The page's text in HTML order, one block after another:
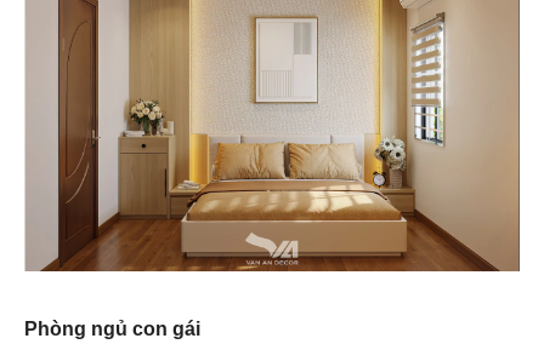
Phòng ngủ con gái